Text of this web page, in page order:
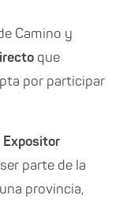
Camino y
que
por participar
Expositor
parte de la
provincia,